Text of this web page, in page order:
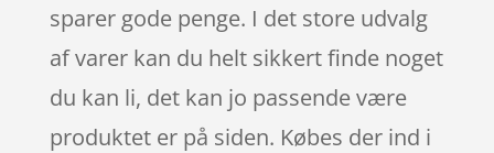
sparer gode penge. I det store udvalg
af varer kan du helt sikkert finde noget
du kan li, det kan jo passende være
produktet er på siden. Købes der ind i